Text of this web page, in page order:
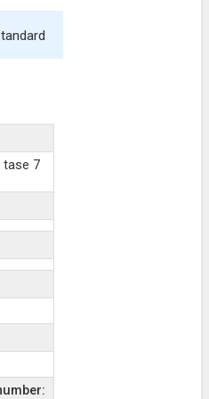
tase 7